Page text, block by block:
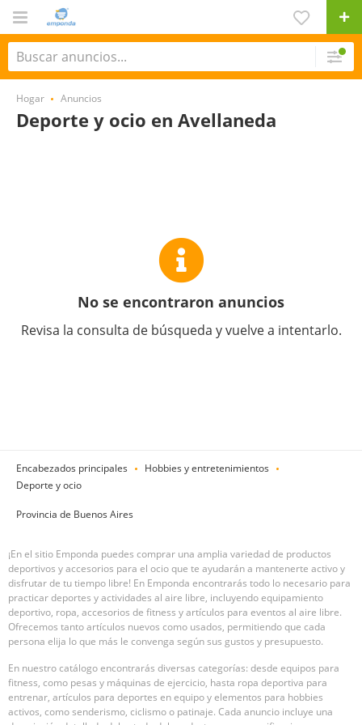
Hogar Anuncios
Deporte y ocio en Avellaneda
No se encontraron anuncios
Revisa la consulta de búsqueda y vuelve a intentarlo.
Encabezados principales
Hobbies y entretenimientos
Deporte y ocio
Provincia de Buenos Aires
¡En el sitio Emponda puedes comprar una amplia variedad de productos
deportivos y accesorios para el ocio que te ayudarán a mantenerte activo y
disfrutar de tu tiempo libre! En Emponda encontrarás todo lo necesario para
practicar deportes y actividades al aire libre, incluyendo equipamiento
deportivo, ropa, accesorios de fitness y artículos para eventos al aire libre.
Ofrecemos tanto artículos nuevos como usados, permitiendo que cada
persona elija lo que más le convenga según sus gustos y presupuesto.
En nuestro catálogo encontrarás diversas categorías: desde equipos para
fitness, como pesas y máquinas de ejercicio, hasta ropa deportiva para
entrenar, artículos para deportes en equipo y elementos para hobbies
activos, como senderismo, ciclismo o patinaje. Cada anuncio incluye una